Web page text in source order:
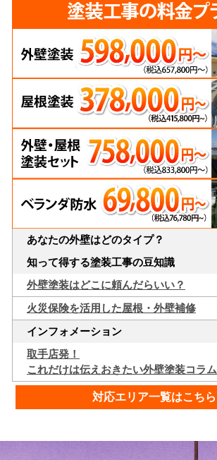
あなたの外壁はどのタイプ？
知って得する塗装工事の豆知識
外壁塗装はどこに頼んだらいい？
火災保険を活用した屋根・外壁補修
インフォメーション
取手店発！
これだけは伝えおきたい外壁塗装コラム
対応エリア一覧はこちら